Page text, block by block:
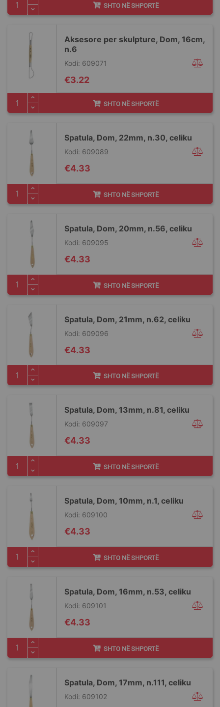
SHTO NË SHPORTË
Aksesore per skulpture, Dom, 16cm,
n.6
Kodi: 609071
€3.22
SHTO NË SHPORTË
Spatula, Dom, 22mm, n.30, celiku
Kodi: 609089
€4.33
SHTO NË SHPORTË
Spatula, Dom, 20mm, n.56, celiku
Kodi: 609095
€4.33
SHTO NË SHPORTË
Spatula, Dom, 21mm, n.62, celiku
Kodi: 609096
€4.33
SHTO NË SHPORTË
Spatula, Dom, 13mm, n.81, celiku
Kodi: 609097
€4.33
SHTO NË SHPORTË
Spatula, Dom, 10mm, n.1, celiku
Kodi: 609100
€4.33
SHTO NË SHPORTË
Spatula, Dom, 16mm, n.53, celiku
Kodi: 609101
€4.33
SHTO NË SHPORTË
Spatula, Dom, 17mm, n.111, celiku
Kodi: 609102